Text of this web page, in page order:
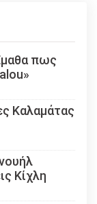
πως
Καλαμάτας
Κίχλη